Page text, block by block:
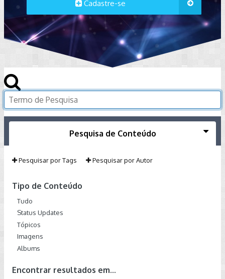
Cadastre-se
Pesquisa de Conteúdo
Pesquisar por Tags Pesquisar por Autor
Tipo de Conteúdo
Tudo
Status Updates
Tópicos
Imagens
Albums
Encontrar resultados em...